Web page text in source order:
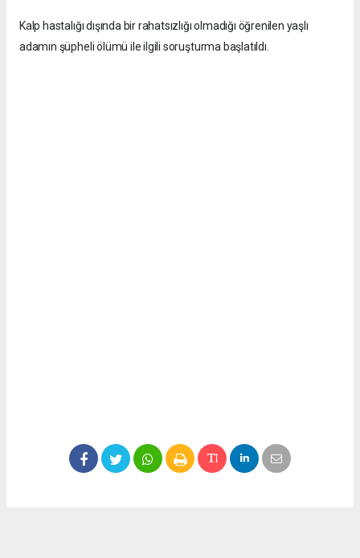
Kalp hastalığı dışında bir rahatsızlığı olmadığı öğrenilen yaşlı
adamın şüpheli ölümü ile ilgili soruşturma başlatıldı.